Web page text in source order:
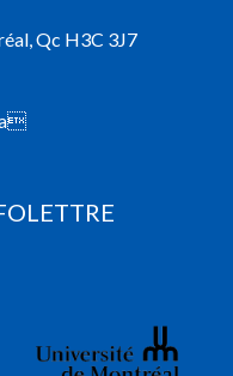
Qc H3C 3J7
